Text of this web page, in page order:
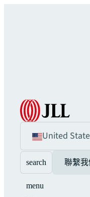
United
search 聯繫我
menu